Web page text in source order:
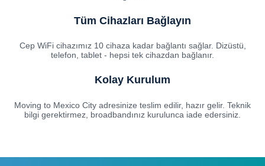
Tüm Cihazları Bağlayın
Cep WiFi cihazımız 10 cihaza kadar bağlantı sağlar. Dizüstü,
telefon, tablet - hepsi tek cihazdan bağlanır.
Kolay Kurulum
Moving to Mexico City adresinize teslim edilir, hazır gelir. Teknik
bilgi gerektirmez, broadbandınız kurulunca iade edersiniz.